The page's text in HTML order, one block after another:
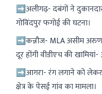
➡अलीगढ़- दबंगों ने
गोविंदपुर फगोई की घटना।
➡कन्नौज- MLA असीम अरुण
दूर होंगी वीडीएच की
➡आगरा- रंग लगाने को लेकर
क्षेत्र के पेसई गांव का मामला।